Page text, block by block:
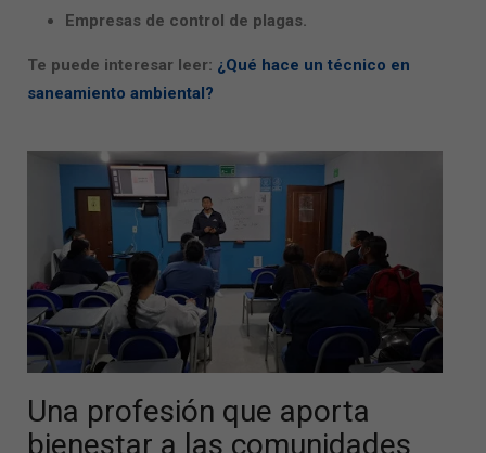
Empresas de control de plagas.
Te puede interesar leer: ¿Qué hace un técnico en
saneamiento ambiental?
Una profesión que aporta
bienestar a las comunidades